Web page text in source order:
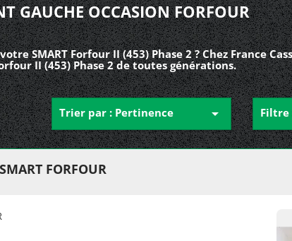
GAUCHE OCCASION FORFOUR
SMART Forfour II (453) Phase 2 ? Chez France
II (453) Phase 2 de toutes générations.
Trier par : Pertinence  Filtre
FORFOUR